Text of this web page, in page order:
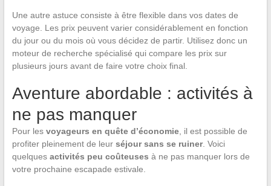
Une autre astuce consiste à être flexible dans vos dates de
voyage. Les prix peuvent varier considérablement en fonction
du jour ou du mois où vous décidez de partir. Utilisez donc un
moteur de recherche spécialisé qui compare les prix sur
plusieurs jours avant de faire votre choix final.
Aventure abordable : activités à
ne pas manquer
Pour les voyageurs en quête d’économie, il est possible de
profiter pleinement de leur séjour sans se ruiner. Voici
quelques activités peu coûteuses à ne pas manquer lors de
votre prochaine escapade estivale.